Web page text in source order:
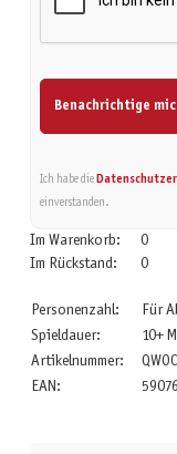
Benachrichtige
Ich habe die
einverstanden.
Im Warenkorb:
0
Im Rückstand:
0
Personenzahl:
Für
Spieldauer:
10+
Artikelnummer:
EAN: